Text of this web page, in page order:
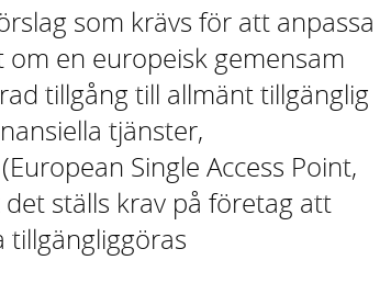
som krävs för att anpassa
en europeisk gemensam
tillgång till allmänt tillgänglig
tjänster,
Single Access Point,
ställs krav på företag att